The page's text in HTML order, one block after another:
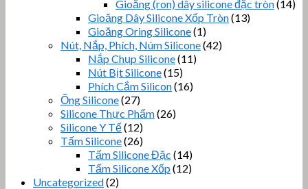
Gioăng (ron) dây silicone đặc tròn(14)
Gioăng Dây Silicone Xốp Tròn(13)
Gioăng Oring Silicone(1)
Nút, Nắp, Phích, Núm Silicone(42)
Nắp Chụp Silicone(11)
Nút Bịt Silicone(15)
Phích Cắm Silicon(16)
Ống Silicone(27)
Silicone Thực Phẩm(26)
Silicone Y Tế(12)
Tấm Silicone(26)
Tấm Silicone Đặc (14)
Tấm Silicone Xốp (12)
Uncategorized(2)